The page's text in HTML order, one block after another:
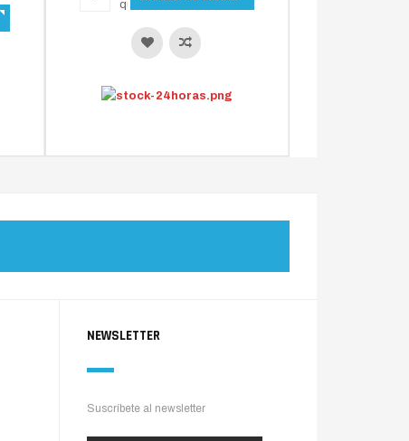
NEWSLETTER
Suscríbete al newsletter